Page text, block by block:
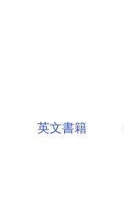
英文書籍